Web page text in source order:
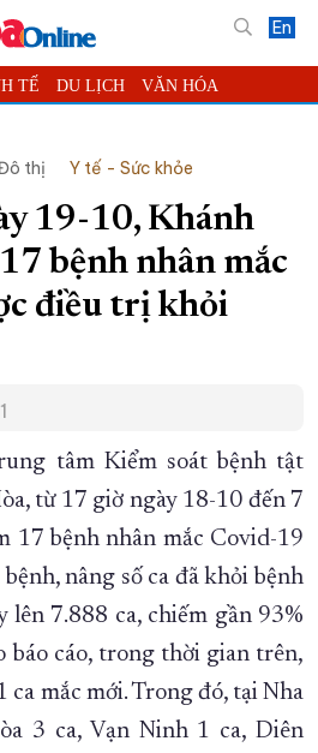
En
TẾ DU LỊCH VĂN HÓA
PHÁP LUẬT BẠN ĐỌC
VIDEO ĐỌC BÁO ONLINE
CÁO
HƯƠNG
CHÍNH
VÀ PHÁT TRIỂN TỈNH KHÁNH HÒA
THÀNH THÀNH PHỐ TRỰC THUỘC
TRANG CHỦ VỀ BÁO KHÁNH HÒA
thị Y tế - Sức khỏe
19-10, Khánh
bệnh nhân mắc
điều trị khỏi
tâm Kiểm soát bệnh tật
từ 17 giờ ngày 18-10 đến 7
17 bệnh nhân mắc Covid-19
nâng số ca đã khỏi bệnh
lên 7.888 ca, chiếm gần 93%
báo cáo, trong thời gian trên,
mắc mới. Trong đó, tại Nha
3 ca, Vạn Ninh 1 ca, Diên